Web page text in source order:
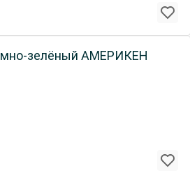
зелёный АМЕРИКЕН